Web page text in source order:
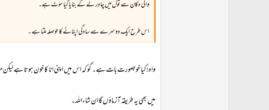
والی دکان سے تول میں چادر لے کے بنایا گیا سوٹ ہے۔
اس طرح ایک دوسرے سے سادگی اپنانے کا حوصلہ ملتا ہے ۔
واہ! کیا خوبصورت بات ہے۔ گو کہ اس میں اپنی انا کا خون ہوتا ہے
میں بھی یہ طریقہ آزماؤں گا ان شاءاللہ۔